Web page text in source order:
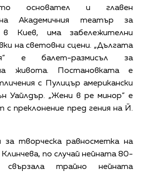
основател и главен
Академичния театър за
Киев, има забележителни
на световни сцени. „Дългата
е балет-размисъл за
живота. Постановката е
с Пулицър американски
Уайлдър. „Жени в ре минор” е
с преклонение пред гения на Й.
за творческа равносметка на
по случай нейната 80-
трайно нейната